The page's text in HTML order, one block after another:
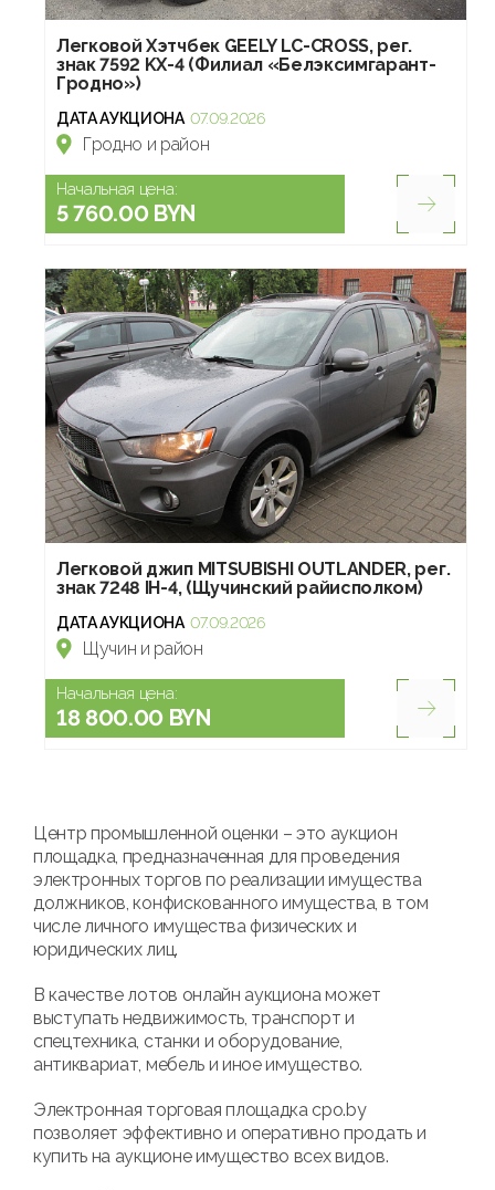
Легковой Хэтчбек GEELY LC-CROSS, рег.
знак 7592 KX-4 (Филиал «Белэксимгарант-
Гродно»)
ДАТА АУКЦИОНА 07.09.2026
Гродно и район
Начальная цена:
5 760.00 BYN
Легковой джип МITSUBISHI OUTLANDER, рег.
знак 7248 IH-4, (Щучинский райисполком)
ДАТА АУКЦИОНА 07.09.2026
Щучин и район
Начальная цена:
18 800.00 BYN
Центр промышленной оценки – это аукцион
площадка, предназначенная для проведения
электронных торгов по реализации имущества
должников, конфискованного имущества, в том
числе личного имущества физических и
юридических лиц.
В качестве лотов онлайн аукциона может
выступать недвижимость, транспорт и
спецтехника, станки и оборудование,
антиквариат, мебель и иное имущество.
Электронная торговая площадка cpo.by
позволяет эффективно и оперативно продать и
купить на аукционе имущество всех видов.